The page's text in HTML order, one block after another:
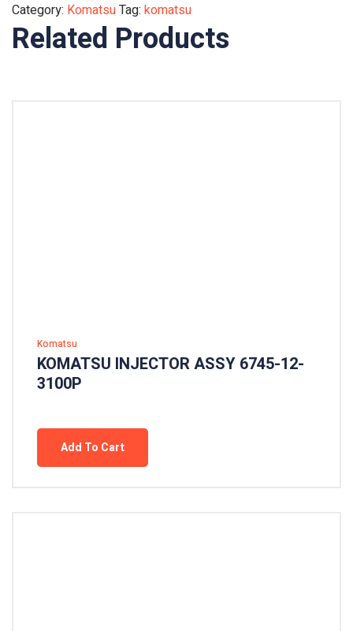
Category: KomatsuTag: komatsu
Related Products
Komatsu
KOMATSU INJECTOR ASSY 6745-12-
3100P
Add To Cart